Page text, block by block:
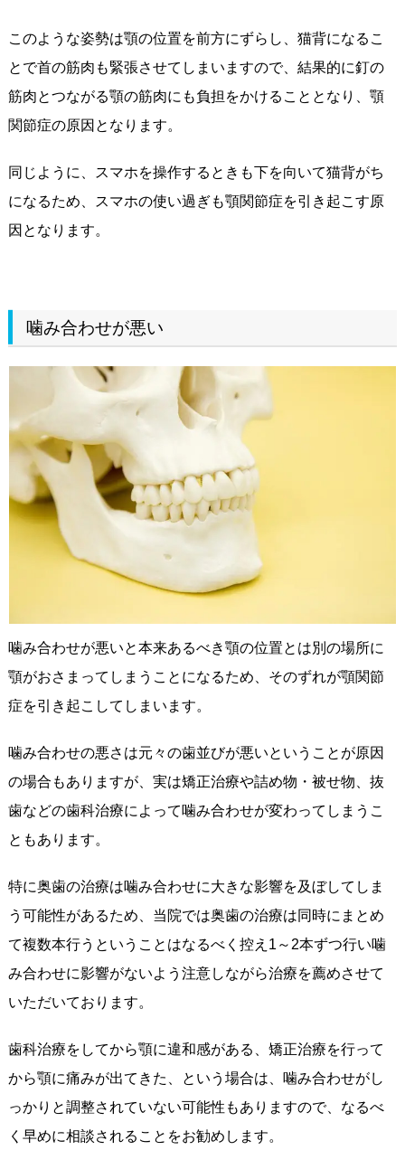
このような姿勢は顎の位置を前方にずらし、猫背になるこ
とで首の筋肉も緊張させてしまいますので、結果的に釘の
筋肉とつながる顎の筋肉にも負担をかけることとなり、顎
関節症の原因となります。
同じように、スマホを操作するときも下を向いて猫背がち
になるため、スマホの使い過ぎも顎関節症を引き起こす原
因となります。
噛み合わせが悪い
噛み合わせが悪いと本来あるべき顎の位置とは別の場所に
顎がおさまってしまうことになるため、そのずれが顎関節
症を引き起こしてしまいます。
噛み合わせの悪さは元々の歯並びが悪いということが原因
の場合もありますが、実は矯正治療や詰め物・被せ物、抜
歯などの歯科治療によって噛み合わせが変わってしまうこ
ともあります。
特に奥歯の治療は噛み合わせに大きな影響を及ぼしてしま
う可能性があるため、当院では奥歯の治療は同時にまとめ
て複数本行うということはなるべく控え1～2本ずつ行い噛
み合わせに影響がないよう注意しながら治療を薦めさせて
いただいております。
歯科治療をしてから顎に違和感がある、矯正治療を行って
から顎に痛みが出てきた、という場合は、噛み合わせがし
っかりと調整されていない可能性もありますので、なるべ
く早めに相談されることをお勧めします。